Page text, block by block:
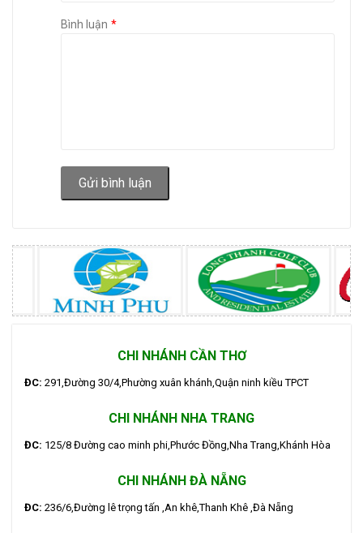
Bình luận
Gửi bình luận
CHI NHÁNH CẦN THƠ
ĐC: 291,Đường 30/4,Phường xuân khánh,Quận ninh kiều TPCT
CHI NHÁNH NHA TRANG
ĐC: 125/8 Đường cao minh phi,Phước Đồng,Nha Trang,Khánh Hòa
CHI NHÁNH ĐÀ NẴNG
ĐC: 236/6,Đường lê trọng tấn ,An khê,Thanh Khê ,Đà Nẵng